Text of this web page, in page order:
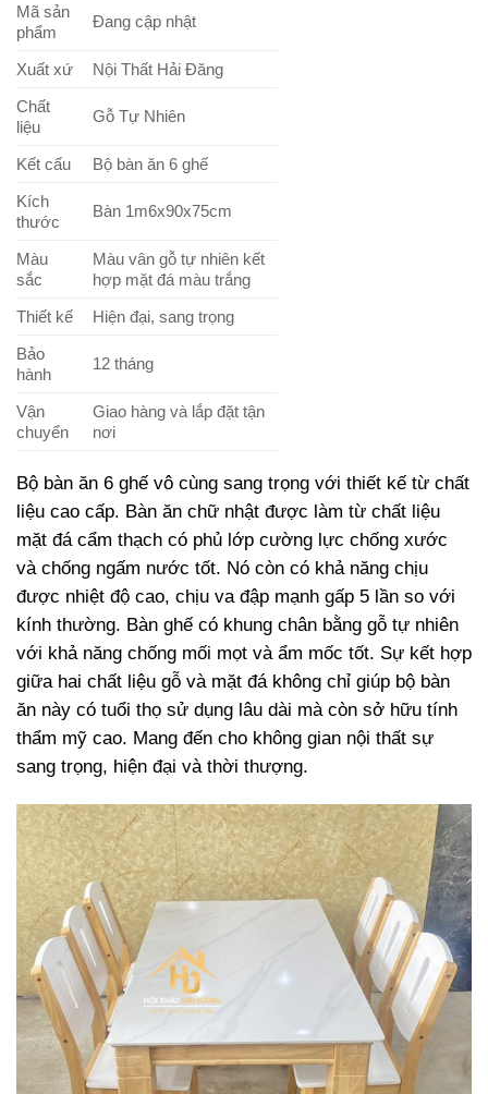
Mã sản
phẩm
Đang cập nhật
Xuất xứ
Nội Thất Hải Đăng
Chất
liệu
Gỗ Tự Nhiên
Kết cấu
Bộ bàn ăn 6 ghế
Kích
thước
Bàn 1m6x90x75cm
Màu
sắc
Màu vân gỗ tự nhiên kết
hợp mặt đá màu trắng
Thiết kế
Hiện đại, sang trọng
Bảo
hành
12 tháng
Vận
chuyển
Giao hàng và lắp đặt tận
nơi
Bộ bàn ăn 6 ghế vô cùng sang trọng với thiết kế từ chất
liệu cao cấp. Bàn ăn chữ nhật được làm từ chất liệu
mặt đá cẩm thạch có phủ lớp cường lực chống xước
và chống ngấm nước tốt. Nó còn có khả năng chịu
được nhiệt độ cao, chịu va đập mạnh gấp 5 lần so với
kính thường. Bàn ghế có khung chân bằng gỗ tự nhiên
với khả năng chống mối mọt và ẩm mốc tốt. Sự kết hợp
giữa hai chất liệu gỗ và mặt đá không chỉ giúp bộ bàn
ăn này có tuổi thọ sử dụng lâu dài mà còn sở hữu tính
thẩm mỹ cao. Mang đến cho không gian nội thất sự
sang trọng, hiện đại và thời thượng.